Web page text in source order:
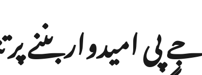
پی امیدوار بننے